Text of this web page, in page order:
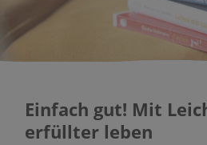
Einfach gut! Mit
erfüllter leben